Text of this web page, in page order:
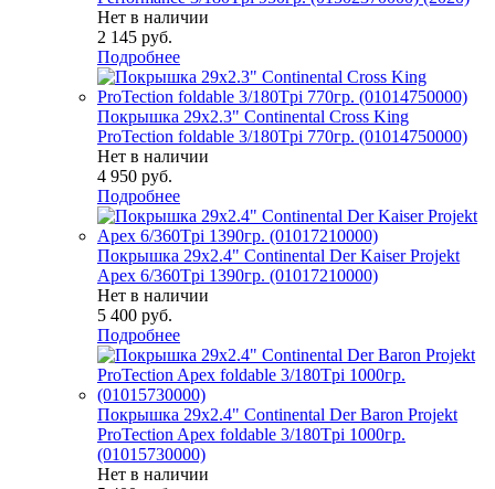
Нет в наличии
2 145 руб.
Подробнее
Покрышка 29x2.3" Continental Cross King
ProTection foldable 3/180Tpi 770гр. (01014750000)
Нет в наличии
4 950 руб.
Подробнее
Покрышка 29x2.4" Continental Der Kaiser Projekt
Apex 6/360Tpi 1390гр. (01017210000)
Нет в наличии
5 400 руб.
Подробнее
Покрышка 29x2.4" Continental Der Baron Projekt
ProTection Apex foldable 3/180Tpi 1000гр.
(01015730000)
Нет в наличии